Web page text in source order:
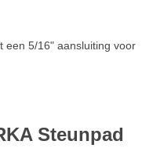
een 5/16" aansluiting voor
Steunpad